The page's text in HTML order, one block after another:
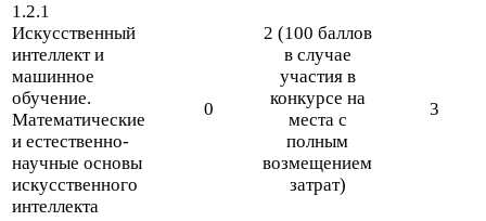
1.2.1
Искусственный
интеллект и
машинное
обучение.
Математические
и естественно-​
научные основы
искусственного
интеллекта
0
2 (100 баллов
в случае
участия в
конкурсе на
места с
полным
возмещением
затрат)
3